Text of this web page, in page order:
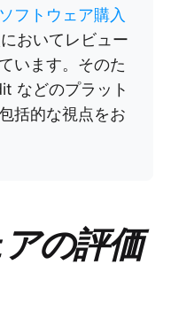
ソフトウェア購入
おいてレビュー
います。そのた
などのプラット
括的な視点をお
の評価